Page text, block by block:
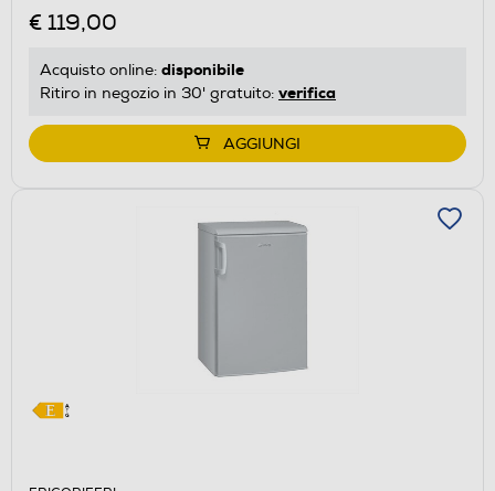
€ 119,00
Acquisto online: disponibile
Ritiro in negozio in 30' gratuito: verifica
AGGIUNGI